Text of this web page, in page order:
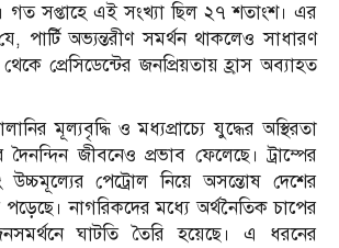
গত সপ্তাহে এই সংখ্যা ছিল ২৭ শতাংশ। এর
পার্টি অভ্যন্তরীণ সমর্থন থাকলেও সাধারণ
প্রেসিডেন্টের জনপ্রিয়তায় হ্রাস অব্যাহত
মূল্যবৃদ্ধি ও মধ্যপ্রাচ্যে যুদ্ধের অস্থিরতা
দৈনন্দিন জীবনেও প্রভাব ফেলেছে। ট্রাম্পের
পেট্রোল নিয়ে অসন্তোষ দেশের
পড়েছে। নাগরিকদের মধ্যে অর্থনৈতিক চাপের
ঘাটতি তৈরি হয়েছে। এ ধরনের